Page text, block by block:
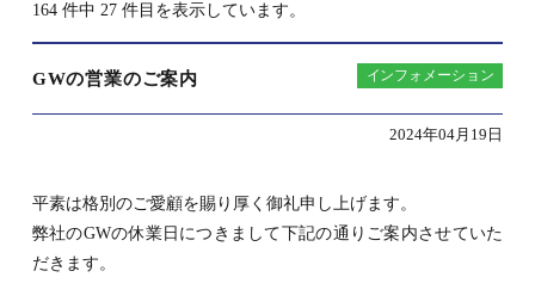
164 件中 27 件目を表示しています。
GWの営業のご案内 インフォメーション
2024年04月19日
平素は格別のご愛顧を賜り厚く御礼申し上げます。
弊社のGWの休業日につきまして下記の通りご案内させていた
だきます。